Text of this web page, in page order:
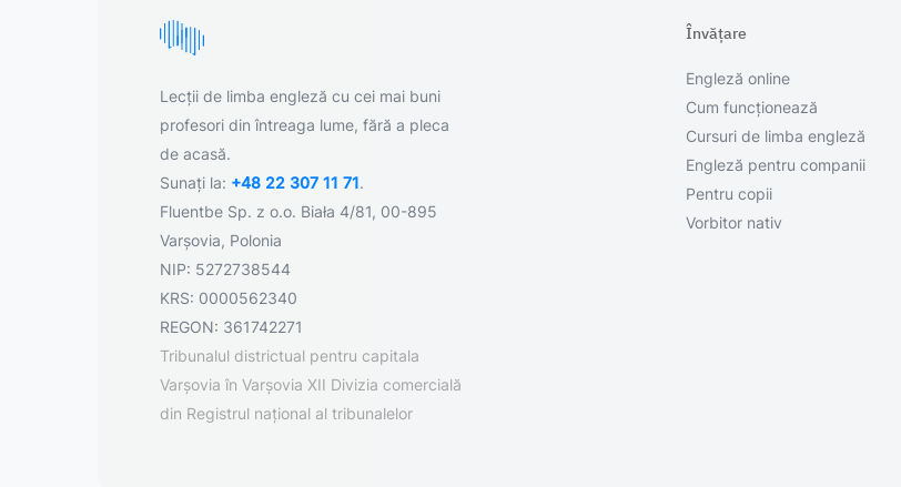
Lecții de limba engleză cu cei mai buni
profesori din întreaga lume, fără a pleca
de acasă.
Sunați la: +48 22 307 11 71.
Fluentbe Sp. z o.o. Biała 4/81, 00-895
Varșovia, Polonia
NIP: 5272738544
KRS: 0000562340
REGON: 361742271
Tribunalul districtual pentru capitala
Varșovia în Varșovia XII Divizia comercială
din Registrul național al tribunalelor
Învățare
Engleză online
Cum funcționează
Cursuri de limba engleză
Engleză pentru companii
Pentru copii
Vorbitor nativ